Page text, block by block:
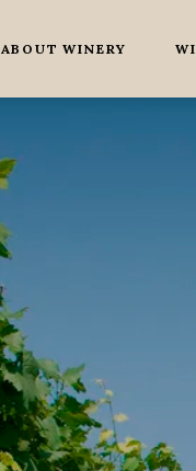
ABOUT WINERY